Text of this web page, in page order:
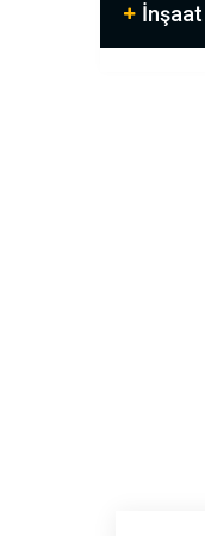
İnşaat